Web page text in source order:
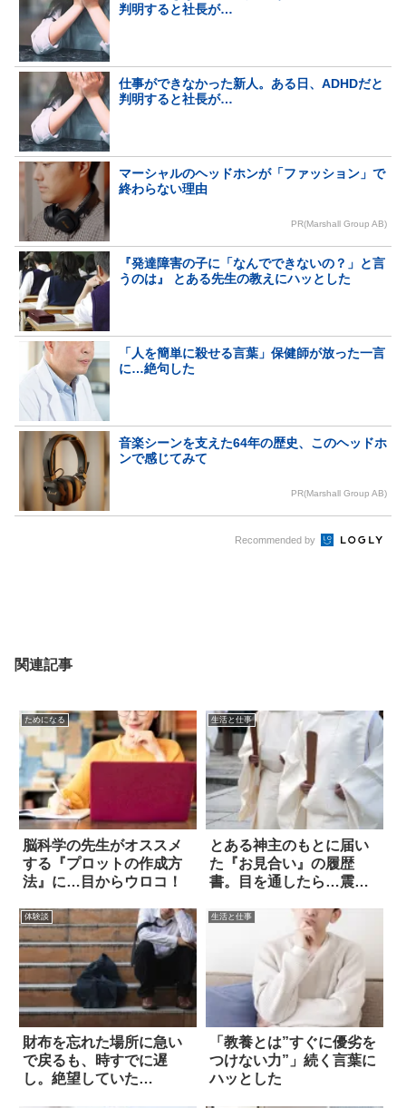
判明すると社長が…
仕事ができなかった新人。ある日、ADHDだと
判明すると社長が…
マーシャルのヘッドホンが「ファッション」で
終わらない理由
PR(Marshall Group AB)
『発達障害の子に「なんでできないの？」と言
うのは』 とある先生の教えにハッとした
「人を簡単に殺せる言葉」保健師が放った一言
に…絶句した
音楽シーンを支えた64年の歴史、このヘッドホ
ンで感じてみて
PR(Marshall Group AB)
Recommended by
関連記事
ためになる
脳科学の先生がオススメ
する『プロットの作成方
法』に…目からウロコ！
生活と仕事
とある神主のもとに届い
た『お見合い』の履歴
書。目を通したら…震え
体験談
財布を忘れた場所に急い
で戻るも、時すでに遅
し。絶望していた
生活と仕事
「教養とは”すぐに優劣を
つけない力”」続く言葉に
ハッとした